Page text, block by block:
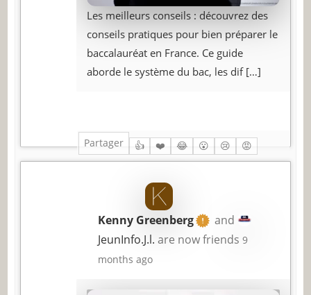
Les meilleurs conseils : découvrez des
conseils pratiques pour bien préparer le
baccalauréat en France. Ce guide
aborde le système du bac, les dif […]
Partager 👍 ❤️ 😂 😮 😢 😡
Kenny Greenberg
and
JeunInfo.J.l. are now friends 9
months ago